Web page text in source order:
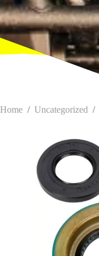
Home / Uncategorized /